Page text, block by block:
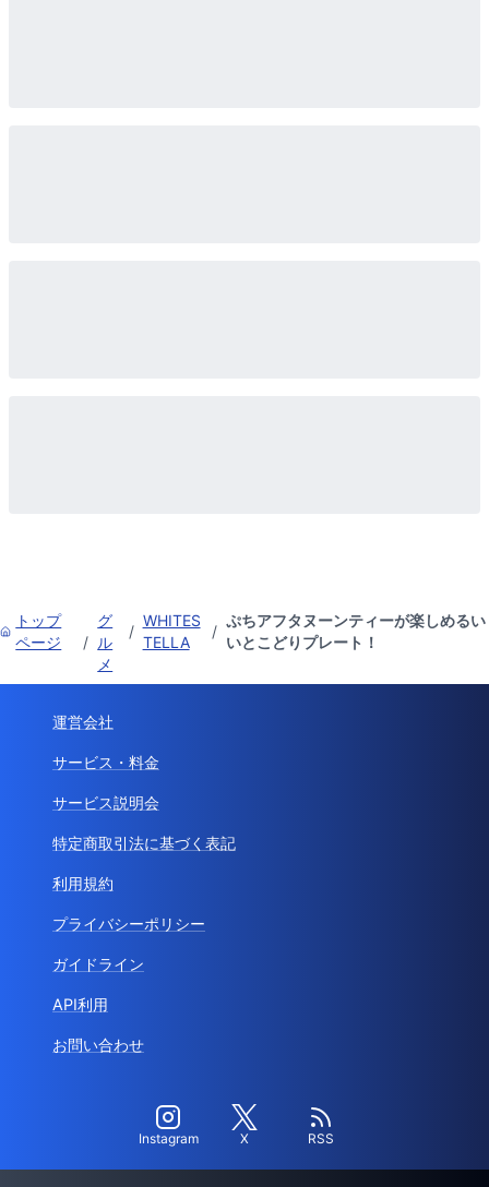
トップ
ページ
/
グ
ル
メ
/
WHITES
TELLA
/
ぷちアフタヌーンティーが楽しめるい
いとこどりプレート！
運営会社
サービス・料金
サービス説明会
特定商取引法に基づく表記
利用規約
プライバシーポリシー
ガイドライン
API利用
お問い合わせ
Instagram X RSS